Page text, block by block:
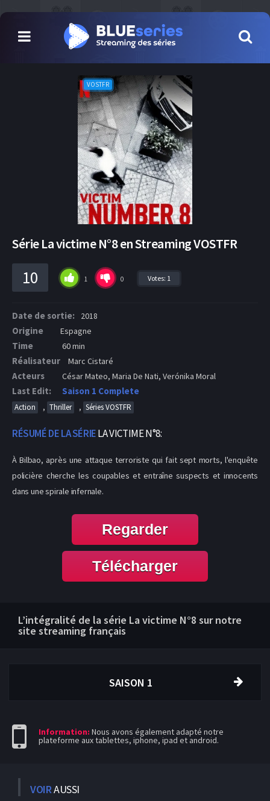
VOSTFR
Série La victime N°8 en Streaming VOSTFR
10 1 0 Votes: 1
Date de sortie: 2018
Origine Espagne
Time 60 min
Réalisateur Marc Cistaré
Acteurs César Mateo, Maria De Nati, Verónika Moral
Last Edit: Saison 1 Complete
Action , Thriller , Séries VOSTFR
RÉSUMÉ DE LA SÉRIELA VICTIME N°8:
À Bilbao, après une attaque terroriste qui fait sept morts, l'enquête
policière cherche les coupables et entraîne suspects et innocents
dans une spirale infernale.
Regarder
Télécharger
L’intégralité de la série La victime N°8 sur notre
site streaming français
SAISON 1
Information: Nous avons également adapté notre
plateforme aux tablettes, iphone, ipad et android.
VOIRAUSSI